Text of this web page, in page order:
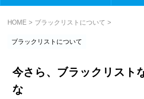
HOME > ブラックリストについて >
ブラックリストについて
今さら、ブラックリスト
な